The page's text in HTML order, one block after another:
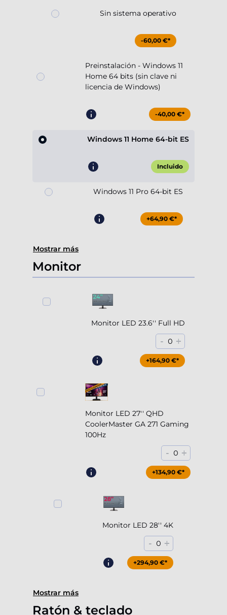
Sin sistema operativo
-60,00 €*
Preinstalación - Windows 11
Home 64 bits (sin clave ni
licencia de Windows)
-40,00 €*
Windows 11 Home 64-bit ES
Incluido
Windows 11 Pro 64-bit ES
+64,90 €*
Mostrar más
Monitor
Monitor LED 23.6'' Full HD
- 0 +
+164,90 €*
Monitor LED 27'' QHD
CoolerMaster GA 271 Gaming
100Hz
- 0 +
+204,90 €*
+134,90 €*
Monitor LED 28'' 4K
- 0 +
+294,90 €*
Mostrar más
Ratón & teclado